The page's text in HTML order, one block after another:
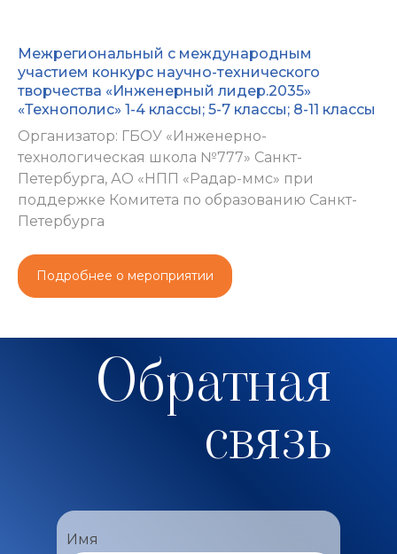
Межрегиональный с международным
участием конкурс научно-технического
творчества «Инженерный лидер.2035»
«Технополис» 1-4 классы; 5-7 классы; 8-11 классы
Организатор: ГБОУ «Инженерно-
технологическая школа №777» Санкт-
Петербурга, АО «НПП «Радар-ммс» при
поддержке Комитета по образованию Санкт-
Петербурга
Подробнее о мероприятии
Обратная
связь
Имя